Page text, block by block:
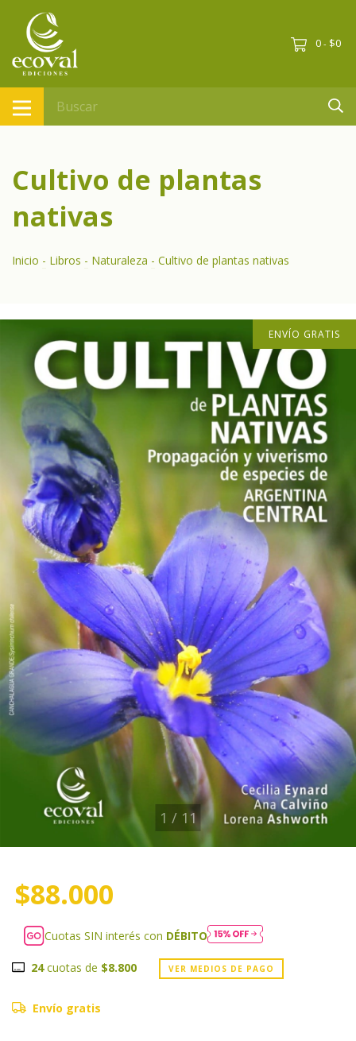
0 - $0
Cultivo de plantas
nativas
Inicio - Libros - Naturaleza - Cultivo de plantas nativas
ENVÍO GRATIS
1 / 11
$88.000
Cuotas SIN interés con DÉBITO
24cuotas de $8.800 VER MEDIOS DE PAGO
Envío gratis